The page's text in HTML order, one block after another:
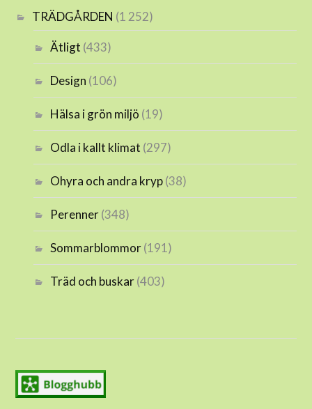
TRÄDGÅRDEN (1 252)
Ätligt (433)
Design (106)
Hälsa i grön miljö (19)
Odla i kallt klimat (297)
Ohyra och andra kryp(38)
Perenner(348)
Sommarblommor(191)
Träd och buskar(403)